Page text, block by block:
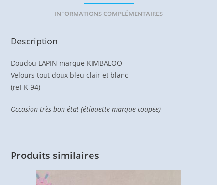
INFORMATIONS COMPLÉMENTAIRES
Description
Doudou LAPIN marque KIMBALOO
Velours tout doux bleu clair et blanc
(réf K-94)
Occasion très bon état (étiquette marque coupée)
Produits similaires